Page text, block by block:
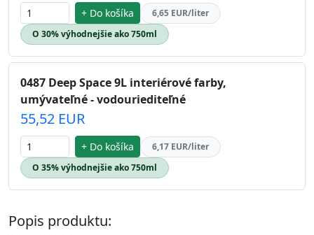
+ Do košíka
6,65 EUR/liter
O 30% výhodnejšie ako 750ml
0487 Deep Space 9L interiérové farby,
umývateľné - vodouriediteľné
55,52 EUR
+ Do košíka
6,17 EUR/liter
O 35% výhodnejšie ako 750ml
Popis produktu: